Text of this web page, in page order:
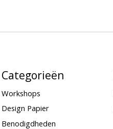
Categorieën
Workshops
Design Papier
Benodigdheden